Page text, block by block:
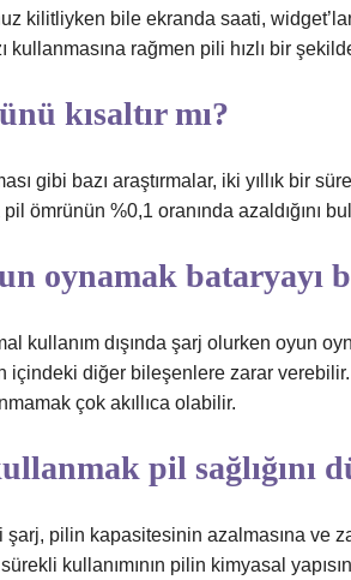
kilitliyken bile ekranda saati,
kullanmasına rağmen pili hızlı bir
kısaltır mı?
gibi bazı araştırmalar, iki yıllık bir
ömrünün %0,1 oranında azaldığını
oynamak bataryayı
kullanım dışında şarj olurken oyun
diğer bileşenlere zarar verebilir.
çok akıllıca olabilir.
pil sağlığını
pilin kapasitesinin azalmasına ve
kullanımının pilin kimyasal